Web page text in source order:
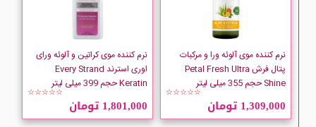
فقط نمایش کالاهای موجود
4GIRLS
نرم کننده موی آلوئه ورا و مرکبات
پتال فرش Petal Fresh Ultra
Shine حجم 355 میلی لیتر
☆☆☆☆☆
1,309,000 تومان
نرم کننده موی کراتین و آلوئه ورای
اوری استرند Every Strand
Keratin حجم 399 میلی لیتر
☆☆☆☆☆
1,801,000 تومان